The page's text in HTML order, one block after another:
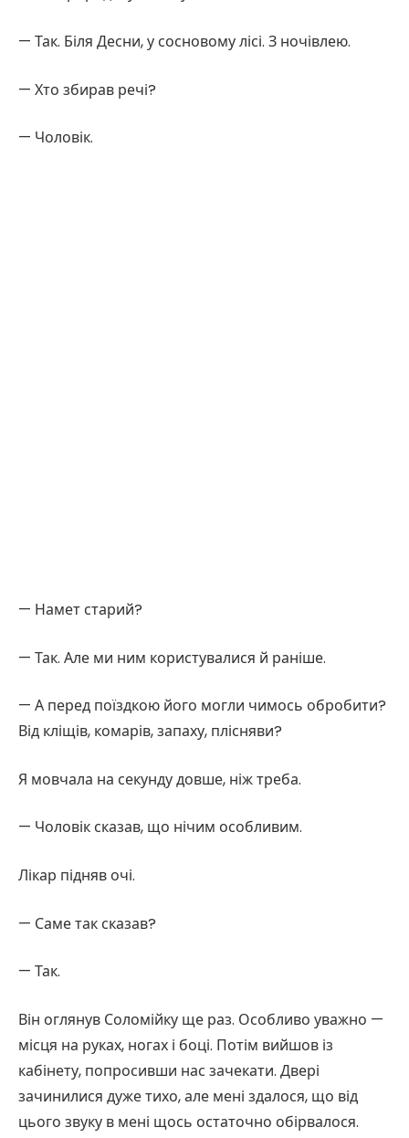
— Так. Біля Десни, у сосновому лісі. З ночівлею.
— Хто збирав речі?
— Чоловік.
— Намет старий?
— Так. Але ми ним користувалися й раніше.
— А перед поїздкою його могли чимось обробити?
Від кліщів, комарів, запаху, плісняви?
Я мовчала на секунду довше, ніж треба.
— Чоловік сказав, що нічим особливим.
Лікар підняв очі.
— Саме так сказав?
— Так.
Він оглянув Соломійку ще раз. Особливо уважно —
місця на руках, ногах і боці. Потім вийшов із
кабінету, попросивши нас зачекати. Двері
зачинилися дуже тихо, але мені здалося, що від
цього звуку в мені щось остаточно обірвалося.